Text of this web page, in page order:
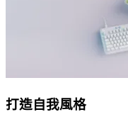
打造自我風格